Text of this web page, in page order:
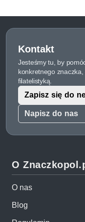
Kontakt
Jesteśmy tu, by
konkretnego
filatelistyką.
Napisz do nas
Zapisz się do
O
O nas
Blog